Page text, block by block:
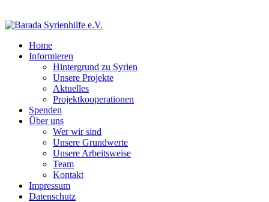
Home
Informieren
Hintergrund zu Syrien
Unsere Projekte
Aktuelles
Projektkooperationen
Spenden
Über uns
Wer wir sind
Unsere Grundwerte
Unsere Arbeitsweise
Team
Kontakt
Impressum
Datenschutz